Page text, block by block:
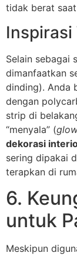
tidak berat
Inspirasi
Selain sebagai
dimanfaatkan
dinding). Anda
dengan
strip di
“menyala” (
dekorasi
sering dipakai
terapkan di
6.
untuk
Meskipun